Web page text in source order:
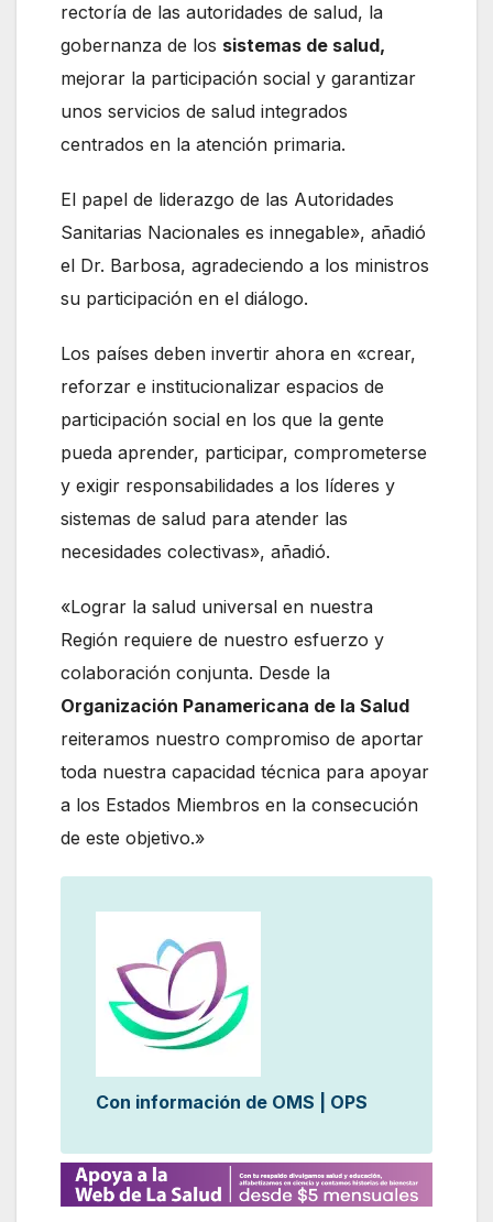
rectoría de las autoridades de salud, la
gobernanza de los sistemas de salud,
mejorar la participación social y garantizar
unos servicios de salud integrados
centrados en la atención primaria.
El papel de liderazgo de las Autoridades
Sanitarias Nacionales es innegable», añadió
el Dr. Barbosa, agradeciendo a los ministros
su participación en el diálogo.
Los países deben invertir ahora en «crear,
reforzar e institucionalizar espacios de
participación social en los que la gente
pueda aprender, participar, comprometerse
y exigir responsabilidades a los líderes y
sistemas de salud para atender las
necesidades colectivas», añadió.
«Lograr la salud universal en nuestra
Región requiere de nuestro esfuerzo y
colaboración conjunta. Desde la
Organización Panamericana de la Salud
reiteramos nuestro compromiso de aportar
toda nuestra capacidad técnica para apoyar
a los Estados Miembros en la consecución
de este objetivo.»
Con información de OMS | OPS